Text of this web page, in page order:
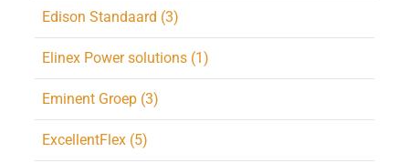
Edison Standaard (3)
Elinex Power solutions (1)
Eminent Groep (3)
ExcellentFlex (5)